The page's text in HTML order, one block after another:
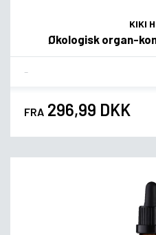
KIKI
Økologisk organ-
FRA 296,99 DKK